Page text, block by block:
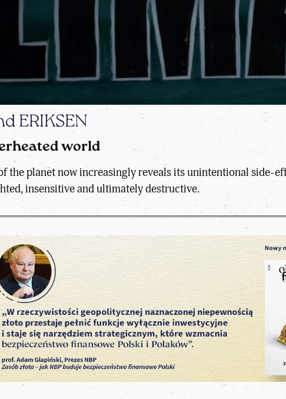
ERIKSEN
world
the planet now increasingly reveals its unintentional side-
insensitive and ultimately destructive.